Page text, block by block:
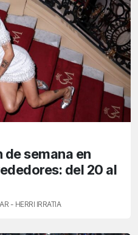
de semana en
del 20 al
- HERRI IRRATIA